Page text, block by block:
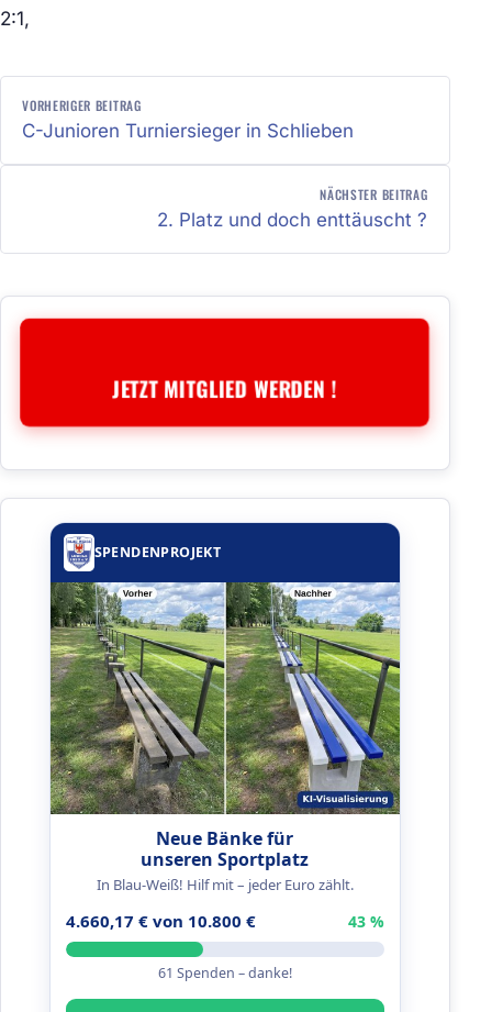
2:1,
BEITRAGSNAVIGATION
VORHERIGER BEITRAG
C-Junioren Turniersieger in Schlieben
NÄCHSTER BEITRAG
2. Platz und doch enttäuscht ?
JETZT MITGLIED WERDEN !
SPENDENPROJEKT
Neue Bänke für
unseren Sportplatz
In Blau-Weiß! Hilf mit – jeder Euro zählt.
4.660,17 € von 10.800 € 43 %
61 Spenden – danke!